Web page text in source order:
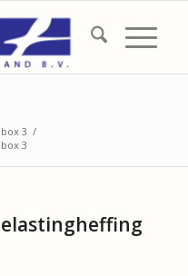
3 /
3